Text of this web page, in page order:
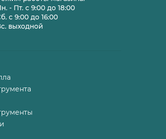
- Пт. с 9:00 до 18:00
с 9:00 до 16:00
выходной